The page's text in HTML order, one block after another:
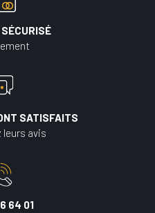
SATISFAITS
leurs avis
64 01